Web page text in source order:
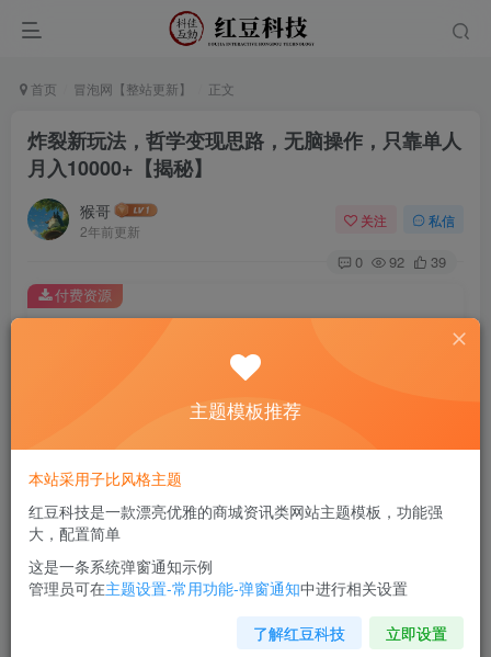
首页 冒泡网【整站更新】 正文
炸裂新玩法，哲学变现思路，无脑操作，只靠单人
月入10000+【揭秘】
猴哥
2年前更新
关注 私信
0 92 39
此内容为付费资源，请付费后查看
￥9.9
您当前未登录！建议登陆后购买，可保存购买订单
付费资源
炸裂新玩法，哲学变现思路，无脑操作，只靠单人月入
主题模板推荐
本站采用子比风格主题
红豆科技是一款漂亮优雅的商城资讯类网站主题模板，功能强
大，配置简单
这是一条系统弹窗通知示例
管理员可在主题设置-常用功能-弹窗通知中进行相关设置
了解红豆科技 立即设置